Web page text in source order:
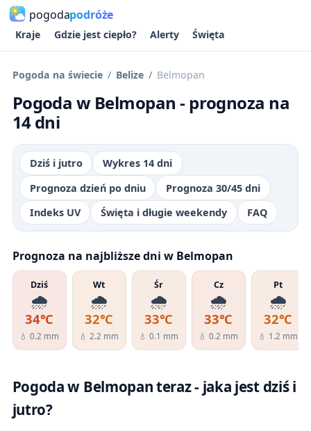
pogodapodróże
Kraje Gdzie jest ciepło? Alerty Święta
Pogoda na świecie Belize Belmopan
Pogoda w Belmopan - prognoza na
14 dni
Dziś i jutro
Wykres 14 dni
Prognoza dzień po dniu
Prognoza 30/45 dni
Indeks UV
Święta i długie weekendy FAQ
Prognoza na najbliższe dni w Belmopan
Dziś
🌧️
34℃
💧 0.2 mm
Wt
🌧️
32℃
💧 2.2 mm
Śr
🌧️
33℃
💧 0.1 mm
Cz
🌧️
33℃
💧 0.2 mm
Pt
🌧️
32℃
💧 1.2 mm
Pogoda w Belmopan teraz - jaka jest dziś i
jutro?